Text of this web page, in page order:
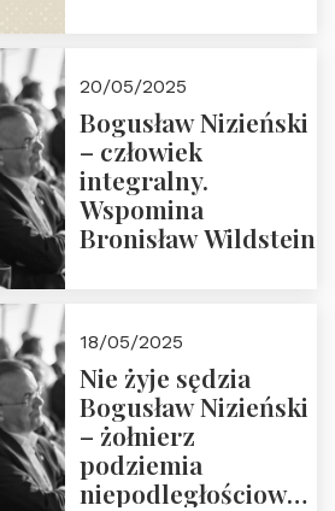
20/05/2025
Bogusław Nizieński
– człowiek
integralny.
Wspomina
Bronisław Wildstein
18/05/2025
Nie żyje sędzia
Bogusław Nizieński
– żołnierz
podziemia
niepodległościowego